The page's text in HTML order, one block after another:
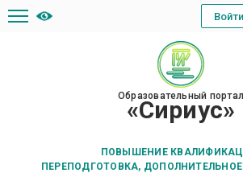
Образовательный портал
«Сириус»
ПОВЫШЕНИЕ
ПЕРЕПОДГОТОВКА,
Войти